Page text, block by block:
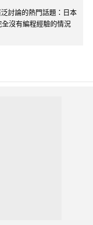
討論的熱門話題：日本
沒有編程經驗的情況